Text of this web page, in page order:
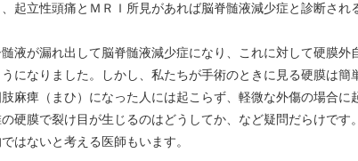
起立性頭痛とＭＲＩ所見があれば脳脊髄液減少症と診断され
液が漏れ出して脳脊髄液減少症になり、これに対して硬膜外
になりました。しかし、私たちが手術のときに見る硬膜は簡
麻痺（まひ）になった人には起こらず、軽微な外傷の場合に
硬膜で裂け目が生じるのはどうしてか、など疑問だらけです
はないと考える医師もいます。